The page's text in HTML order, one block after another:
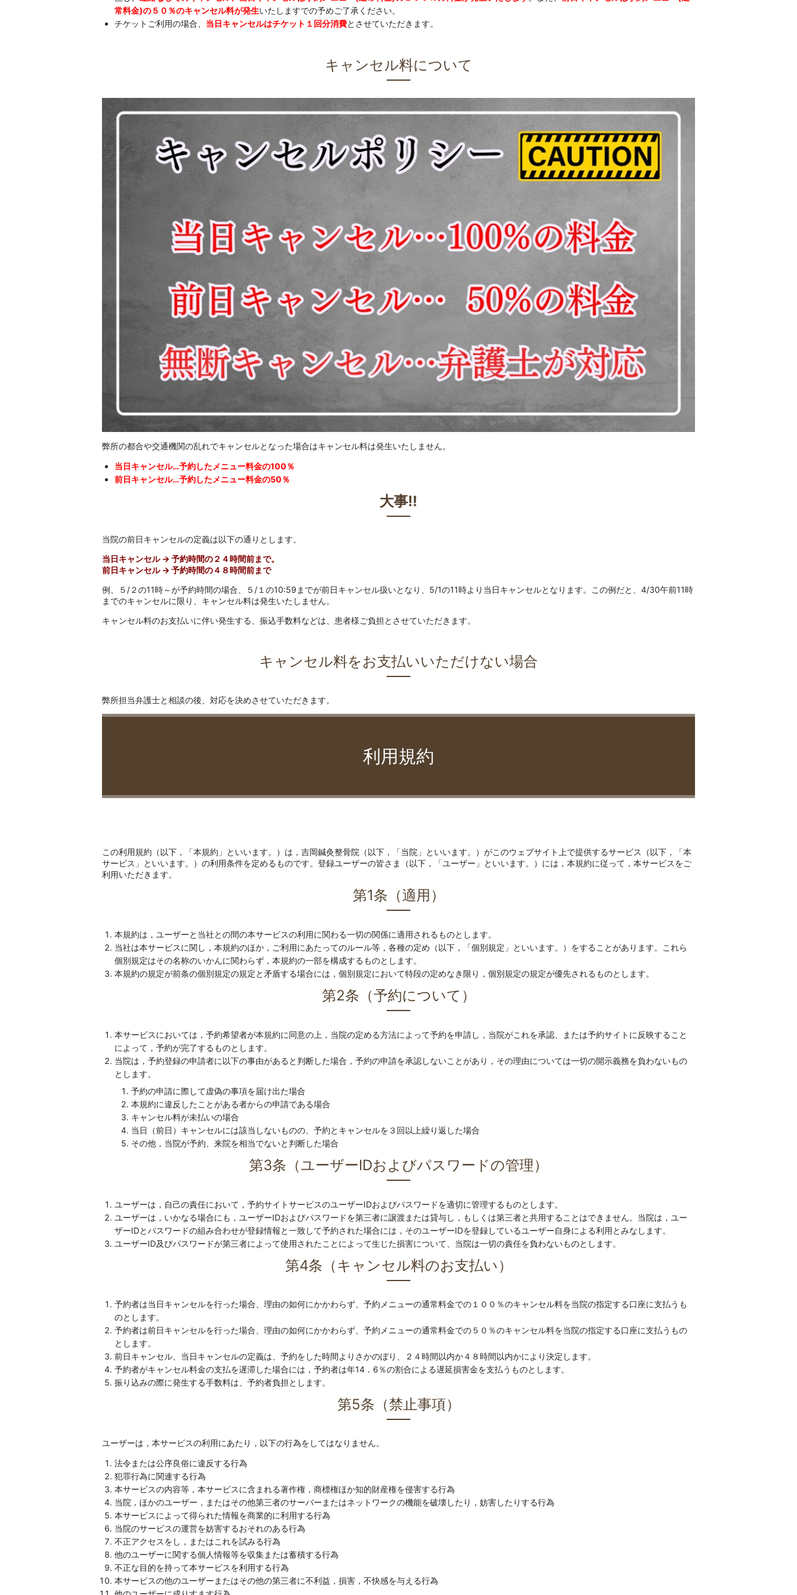
常料金)の５０％のキャンセル料が発生いたしますでの予めご了承ください。
チケットご利用の場合、 当日キャンセルはチケット１回分消費とさせていただきます。
キャンセル料について
弊所の都合や交通機関の乱れでキャンセルとなった場合はキャンセル料は発生いたしません。
当日キャンセル…予約したメニュー料金の100％
前日キャンセル…予約したメニュー料金の50％
大事‼
当院の前日キャンセルの定義は以下の通りとします。
当日キャンセル → 予約時間の２４時間前まで。
前日キャンセル → 予約時間の４８時間前まで
例、５/２の11時～が予約時間の場合、５/１の10:59までが前日キャンセル扱いとなり、5/1の11時より当日キャンセルとなります。この例だと、4/30午前11時
までのキャンセルに限り、キャンセル料は発生いたしません。
キャンセル料のお支払いに伴い発生する、振込手数料などは、患者様ご負担とさせていただきます。
キャンセル料をお支払いいただけない場合
弊所担当弁護士と相談の後、対応を決めさせていただきます。
利用規約
この利用規約（以下，「本規約」といいます。）は，吉岡鍼灸整骨院（以下，「当院」といいます。）がこのウェブサイト上で提供するサービス（以下，「本
サービス」といいます。）の利用条件を定めるものです。登録ユーザーの皆さま（以下，「ユーザー」といいます。）には，本規約に従って，本サービスをご
利用いただきます。
第1条（適用）
本規約は，ユーザーと当社との間の本サービスの利用に関わる一切の関係に適用されるものとします。
当社は本サービスに関し，本規約のほか，ご利用にあたってのルール等，各種の定め（以下，「個別規定」といいます。）をすることがあります。これら
個別規定はその名称のいかんに関わらず，本規約の一部を構成するものとします。
本規約の規定が前条の個別規定の規定と矛盾する場合には，個別規定において特段の定めなき限り，個別規定の規定が優先されるものとします。
第2条（予約について）
本サービスにおいては，予約希望者が本規約に同意の上，当院の定める方法によって予約を申請し，当院がこれを承認、または予約サイトに反映すること
によって，予約が完了するものとします。
当院は，予約登録の申請者に以下の事由があると判断した場合，予約の申請を承認しないことがあり，その理由については一切の開示義務を負わないもの
とします。
予約の申請に際して虚偽の事項を届け出た場合
本規約に違反したことがある者からの申請である場合
キャンセル料が未払いの場合
当日（前日）キャンセルには該当しないものの、予約とキャンセルを３回以上繰り返した場合
その他，当院が予約、来院を相当でないと判断した場合
第3条（ユーザーIDおよびパスワードの管理）
ユーザーは，自己の責任において，予約サイトサービスのユーザーIDおよびパスワードを適切に管理するものとします。
ユーザーは，いかなる場合にも，ユーザーIDおよびパスワードを第三者に譲渡または貸与し，もしくは第三者と共用することはできません。当院は，ユー
ザーIDとパスワードの組み合わせが登録情報と一致して予約された場合には，そのユーザーIDを登録しているユーザー自身による利用とみなします。
ユーザーID及びパスワードが第三者によって使用されたことによって生じた損害について、当院は一切の責任を負わないものとします。
第4条（キャンセル料のお支払い）
予約者は当日キャンセルを行った場合、理由の如何にかかわらず、予約メニューの通常料金での１００％のキャンセル料を当院の指定する口座に支払うも
のとします。
予約者は前日キャンセルを行った場合、理由の如何にかかわらず、予約メニューの通常料金での５０％のキャンセル料を当院の指定する口座に支払うもの
とします。
前日キャンセル、当日キャンセルの定義は、予約をした時間よりさかのぼり、２４時間以内か４８時間以内かにより決定します。
予約者がキャンセル料金の支払を遅滞した場合には，予約者は年14．6％の割合による遅延損害金を支払うものとします。
振り込みの際に発生する手数料は、予約者負担とします。
第5条（禁止事項）
ユーザーは，本サービスの利用にあたり，以下の行為をしてはなりません。
法令または公序良俗に違反する行為
犯罪行為に関連する行為
本サービスの内容等，本サービスに含まれる著作権，商標権ほか知的財産権を侵害する行為
当院，ほかのユーザー，またはその他第三者のサーバーまたはネットワークの機能を破壊したり，妨害したりする行為
本サービスによって得られた情報を商業的に利用する行為
当院のサービスの運営を妨害するおそれのある行為
不正アクセスをし，またはこれを試みる行為
他のユーザーに関する個人情報等を収集または蓄積する行為
不正な目的を持って本サービスを利用する行為
本サービスの他のユーザーまたはその他の第三者に不利益，損害，不快感を与える行為